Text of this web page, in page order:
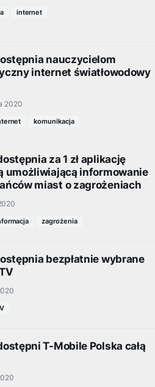
internet
nauczycielom
internet światłowodowy
2020
komunikacja
za 1 zł aplikację
umożliwiającą informowanie
miast o zagrożeniach
zagrożenia
bezpłatnie wybrane
T-Mobile Polska całą